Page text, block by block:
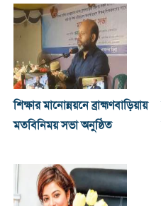
শিক্ষার মানোন্নয়নে ব্রাহ্মণবাড়িয়ায়
মতবিনিময় সভা অনুষ্ঠিত